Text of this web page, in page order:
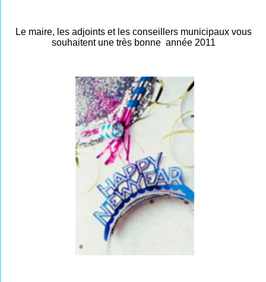
Le maire, les adjoints et les conseillers municipaux vous
souhaitent une très bonne année 2011